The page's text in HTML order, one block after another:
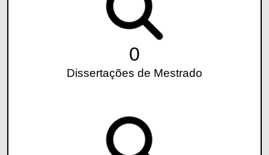
0
Dissertações de Mestrado